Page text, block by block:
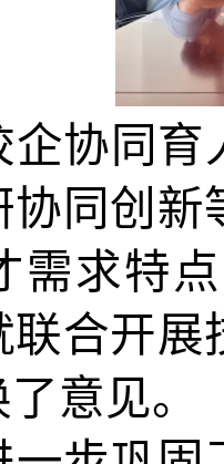
企协同育
协同创
需求特
联合开
意见。